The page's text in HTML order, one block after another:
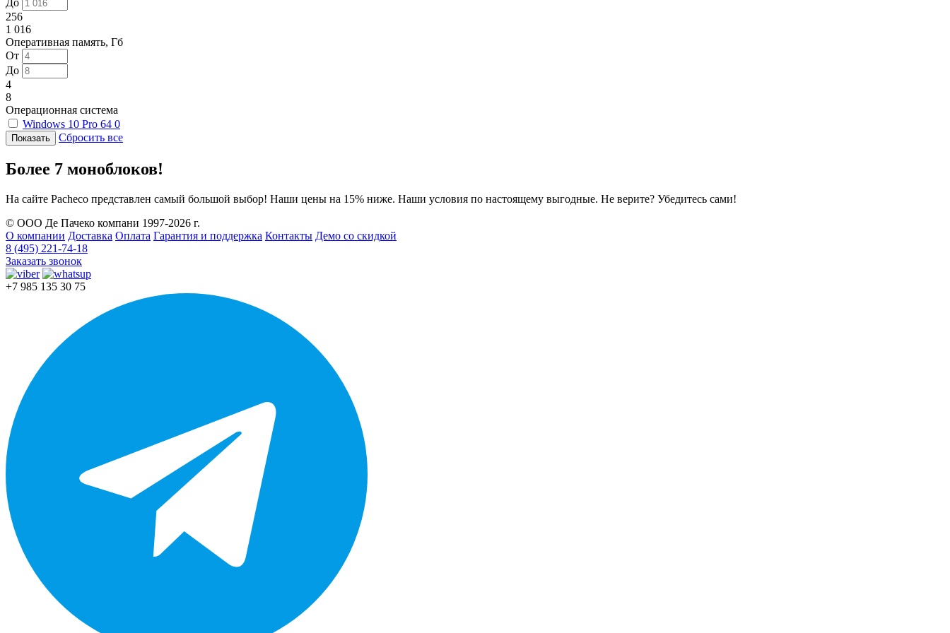
256
1 016
Оперативная память, Гб
От
До
4
8
Операционная система
Windows 10 Pro 64 0
Сбросить все
Более 7 моноблоков!
На сайте Pacheco представлен самый большой выбор! Наши цены на 15% ниже. Наши условия по настоящему выгодные. Не верите? Убедитесь сами!
© ООО Де Пачеко компани 1997-2026 г.
О компании Доставка Оплата Гарантия и поддержка Контакты Демо со скидкой
8 (495) 221-74-18
Заказать звонок
+7 985 135 30 75